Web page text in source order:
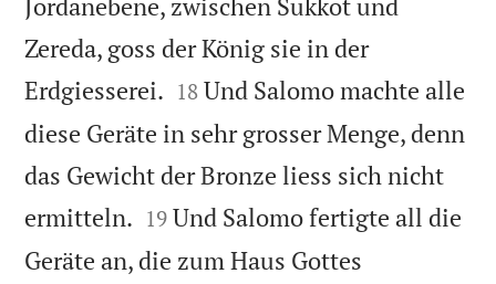
Zereda, goss der König sie in der
Erdgiesserei. 

18 Und Salomo machte alle
diese Geräte in sehr grosser Menge, denn
das Gewicht der Bronze liess sich nicht
ermitteln. 

19 Und Salomo fertigte all die
Geräte an, die zum Haus Gottes